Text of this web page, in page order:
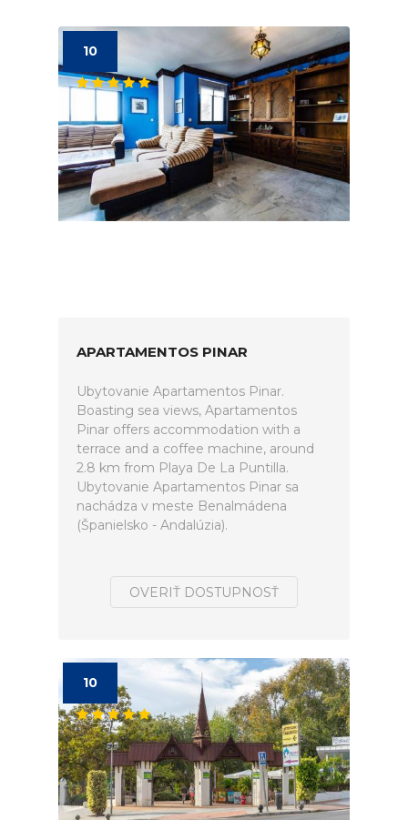
10
APARTAMENTOS PINAR
Ubytovanie Apartamentos Pinar.
Boasting sea views, Apartamentos
Pinar offers accommodation with a
terrace and a coffee machine, around
2.8 km from Playa De La Puntilla.
Ubytovanie Apartamentos Pinar sa
nachádza v meste Benalmádena
(Španielsko - Andalúzia).
OVERIŤ DOSTUPNOSŤ
10